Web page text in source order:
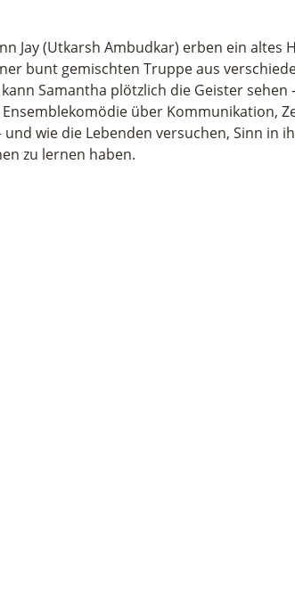
Jay (Utkarsh Ambudkar) erben ein
bunt gemischten Truppe aus
Samantha plötzlich die Geister
über Kommunikation,
wie die Lebenden versuchen, Sinn in
zu lernen haben.